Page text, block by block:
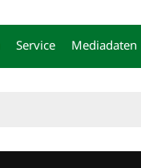
Service Mediadaten